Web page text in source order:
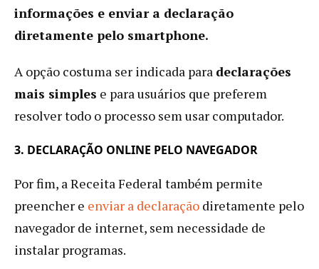
informações e enviar a declaração
diretamente pelo smartphone.
A opção costuma ser indicada para declarações
mais simples e para usuários que preferem
resolver todo o processo sem usar computador.
3. DECLARAÇÃO ONLINE PELO NAVEGADOR
Por fim, a Receita Federal também permite
preencher e enviar a declaração diretamente pelo
navegador de internet, sem necessidade de
instalar programas.